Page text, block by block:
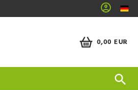
0,00 EUR